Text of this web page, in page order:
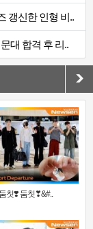
갱신한 인형 비..
대 합격 후 리..
칫❣️ 둠칫❣&#..